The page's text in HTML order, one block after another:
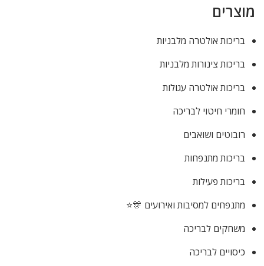
מוצרים
בריכות אולטרה מלבניות
בריכות צינורות מלבניות
בריכות אולטרה עגולות
חומרי חיטוי לבריכה
רובוטים ושואבים
בריכות מתנפחות
בריכות פעילות
מתנפחים למסיבות ואירועים 🎊⭐
משחקים לבריכה
כיסויים לבריכה